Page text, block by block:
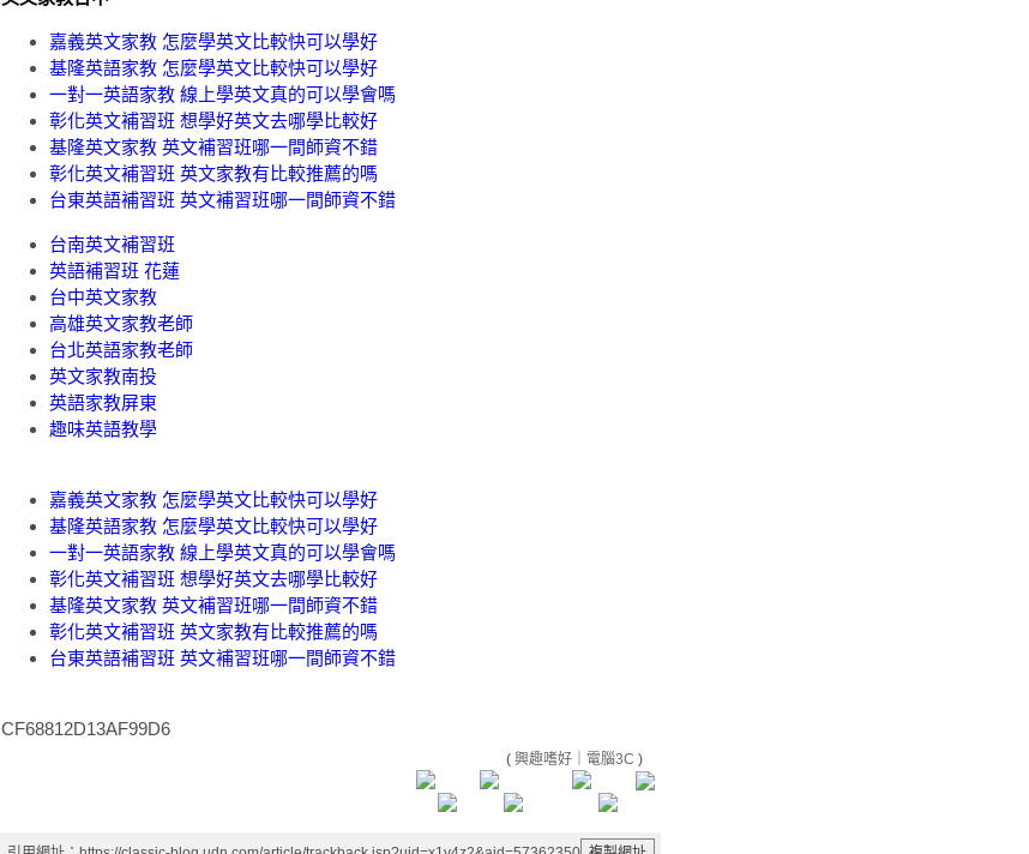
嘉義英文家教 怎麼學英文比較快可以學好
基隆英語家教 怎麼學英文比較快可以學好
一對一英語家教 線上學英文真的可以學會嗎
彰化英文補習班 想學好英文去哪學比較好
基隆英文家教 英文補習班哪一間師資不錯
彰化英文補習班 英文家教有比較推薦的嗎
台東英語補習班 英文補習班哪一間師資不錯
台南英文補習班
英語補習班 花蓮
台中英文家教
高雄英文家教老師
台北英語家教老師
英文家教南投
英語家教屏東
趣味英語教學
嘉義英文家教 怎麼學英文比較快可以學好
基隆英語家教 怎麼學英文比較快可以學好
一對一英語家教 線上學英文真的可以學會嗎
彰化英文補習班 想學好英文去哪學比較好
基隆英文家教 英文補習班哪一間師資不錯
彰化英文補習班 英文家教有比較推薦的嗎
台東英語補習班 英文補習班哪一間師資不錯
CF68812D13AF99D6
( 興趣嗜好 電腦3C )